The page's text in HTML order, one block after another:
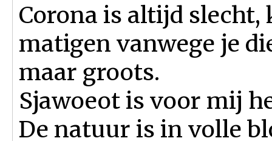
Corona is altijd slecht,
matigen vanwege je
maar groots.
Sjawoeot is voor mij
De natuur is in volle